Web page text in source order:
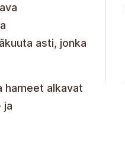
asti, jonka
hameet alkavat
ja